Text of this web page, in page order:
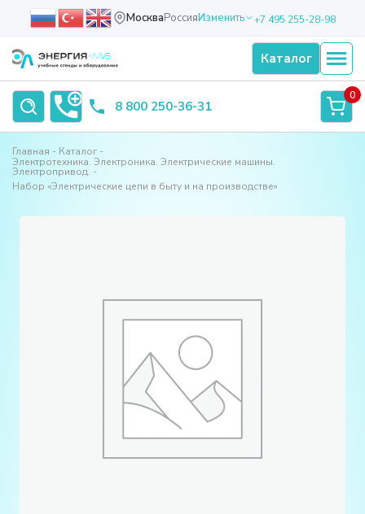
МоскваРоссияИзменить +7 495 255-28-98
Каталог
8 800 250-36-31
0
Главная
Каталог
Электротехника. Электроника. Электрические машины.
Электропривод.
Набор «Электрические цепи в быту и на производстве»